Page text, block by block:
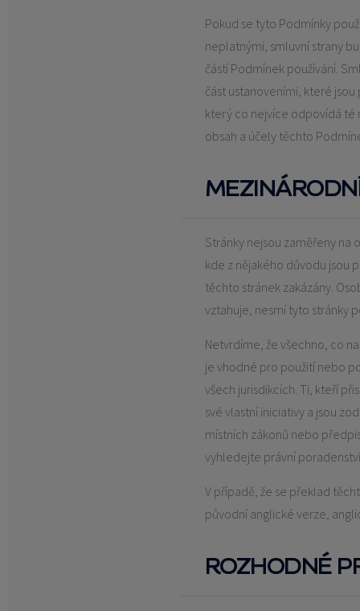
Pokud se tyto Podmínky
neplatnými, smluvní strany
částí Podmínek používání.
část ustanoveními, které
který co nejvíce odpovídá té
obsah a účely těchto
Stránky nejsou zaměřeny na
kde z nějakého důvodu jsou
těchto stránek zakázány.
vztahuje, nesmí tyto stránky
Netvrdíme, že všechno, co
je vhodné pro použití nebo
všech jurisdikcích. Ti, kteří
své vlastní iniciativy a jsou
místních zákonů nebo
vyhledejte právní
V případě, že se překlad
původní anglické verze,
ROZHODNÉ